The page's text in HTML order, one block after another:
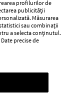
profilurilor de
publicității
Măsurarea
sau combinații
a selecta conținutul.
precise de